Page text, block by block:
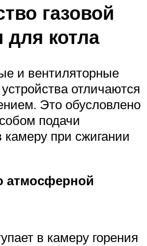
газовой
для котла
и вентиляторные
отличаются
Это обусловлено
подачи
камеру при сжигании
атмосферной
в камеру горения